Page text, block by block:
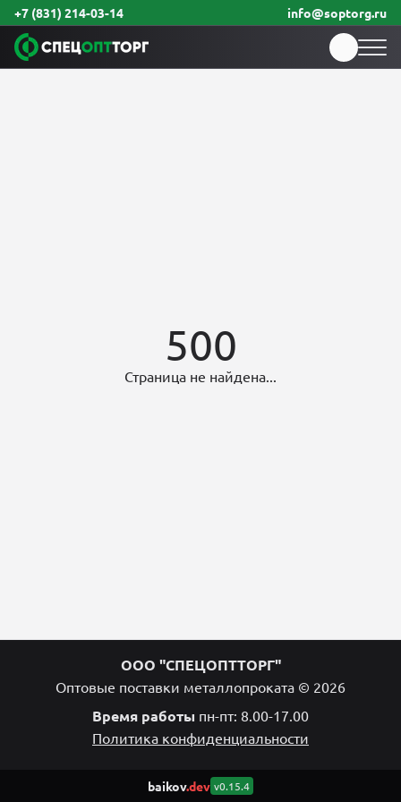
+7 (831) 214-03-14 info@soptorg.ru
500
Страница не найдена...
ООО "СПЕЦОПТТОРГ"
Оптовые поставки металлопроката © 2026
Время работы пн-пт: 8.00-17.00
Политика конфиденциальности
baikov.dev v0.15.4